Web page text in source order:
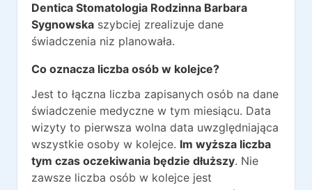
Dentica Stomatologia Rodzinna Barbara
Sygnowska szybciej zrealizuje dane
świadczenia niz planowała.
Co oznacza liczba osób w kolejce?
Jest to łączna liczba zapisanych osób na dane
świadczenie medyczne w tym miesiącu. Data
wizyty to pierwsza wolna data uwzględniająca
wszystkie osoby w kolejce. Im wyższa liczba
tym czas oczekiwania będzie dłuższy. Nie
zawsze liczba osób w kolejce jest